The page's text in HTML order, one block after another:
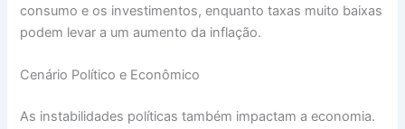
consumo e os investimentos, enquanto taxas muito baixas
podem levar a um aumento da inflação.
Cenário Político e Econômico
As instabilidades políticas também impactam a economia.